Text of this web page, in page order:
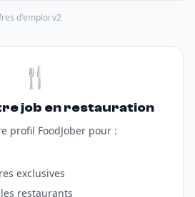
d'emploi v2
🍴
job en restauration
profil FoodJober pour :
exclusives
restaurants